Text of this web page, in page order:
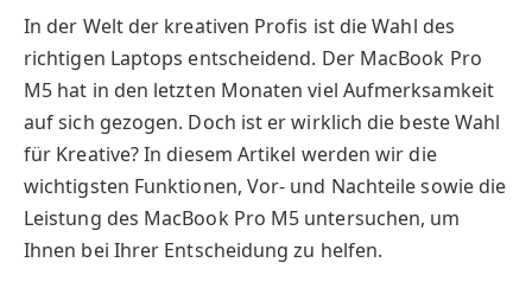
In der Welt der kreativen Profis ist die Wahl des
richtigen Laptops entscheidend. Der MacBook Pro
M5 hat in den letzten Monaten viel Aufmerksamkeit
auf sich gezogen. Doch ist er wirklich die beste Wahl
für Kreative? In diesem Artikel werden wir die
wichtigsten Funktionen, Vor- und Nachteile sowie die
Leistung des MacBook Pro M5 untersuchen, um
Ihnen bei Ihrer Entscheidung zu helfen.